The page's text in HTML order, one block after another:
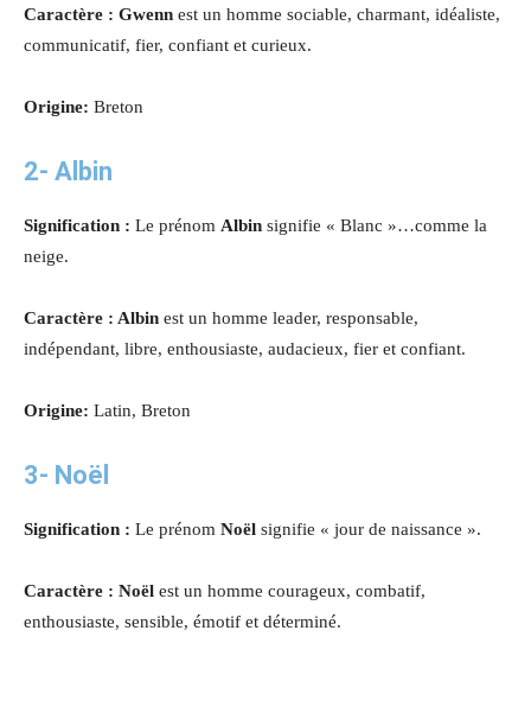
Caractère : Gwenn est un homme sociable, charmant, idéaliste,
communicatif, fier, confiant et curieux.
Origine: Breton
2- Albin
Signification : Le prénom Albin signifie « Blanc »…comme la
neige.
Caractère : Albin est un homme leader, responsable,
indépendant, libre, enthousiaste, audacieux, fier et confiant.
Origine: Latin, Breton
3- Noël
Signification : Le prénom Noël signifie « jour de naissance ».
Caractère : Noël est un homme courageux, combatif,
enthousiaste, sensible, émotif et déterminé.